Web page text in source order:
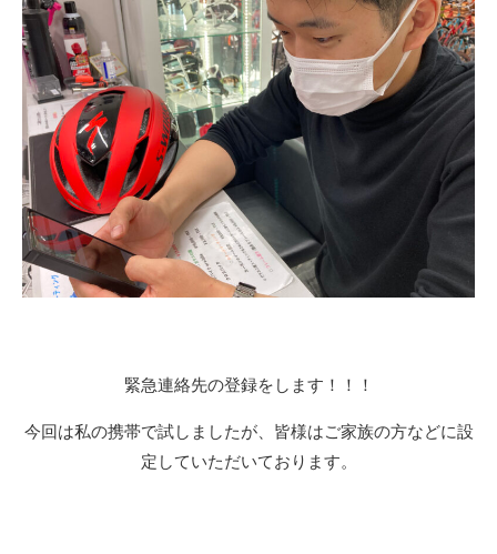
緊急連絡先の登録をします！！！
今回は私の携帯で試しましたが、皆様はご家族の方などに設
定していただいております。